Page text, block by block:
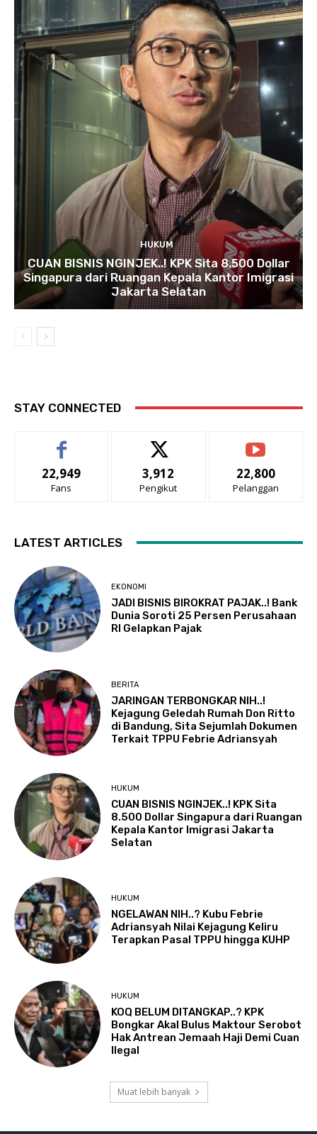
HUKUM
CUAN BISNIS NGINJEK..! KPK Sita 8.500 Dollar
Singapura dari Ruangan Kepala Kantor Imigrasi
Jakarta Selatan
STAY CONNECTED
22,949
Fans
3,912
Pengikut
22,800
Pelanggan
LATEST ARTICLES
EKONOMI
JADI BISNIS BIROKRAT PAJAK..! Bank
Dunia Soroti 25 Persen Perusahaan
RI Gelapkan Pajak
BERITA
JARINGAN TERBONGKAR NIH..!
Kejagung Geledah Rumah Don Ritto
di Bandung, Sita Sejumlah Dokumen
Terkait TPPU Febrie Adriansyah
HUKUM
CUAN BISNIS NGINJEK..! KPK Sita
8.500 Dollar Singapura dari Ruangan
Kepala Kantor Imigrasi Jakarta
Selatan
HUKUM
NGELAWAN NIH..? Kubu Febrie
Adriansyah Nilai Kejagung Keliru
Terapkan Pasal TPPU hingga KUHP
HUKUM
KOQ BELUM DITANGKAP..? KPK
Bongkar Akal Bulus Maktour Serobot
Hak Antrean Jemaah Haji Demi Cuan
Ilegal
Muat lebih banyak